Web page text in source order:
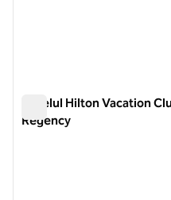
Hotelul Hilton Vacation
Regency